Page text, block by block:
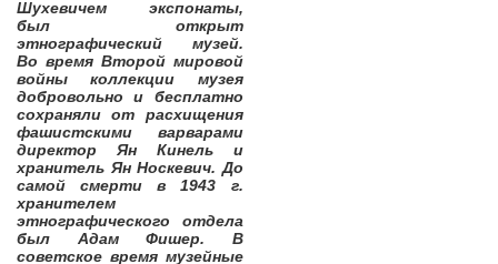
Шухевичем экспонаты,
был открыт
этнографический музей.
Во время Второй мировой
войны коллекции музея
добровольно и бесплатно
сохраняли от расхищения
фашистскими варварами
директор Ян Кинель и
хранитель Ян Носкевич. До
самой смерти в 1943 г.
хранителем
этнографического отдела
был Адам Фишер. В
советское время музейные